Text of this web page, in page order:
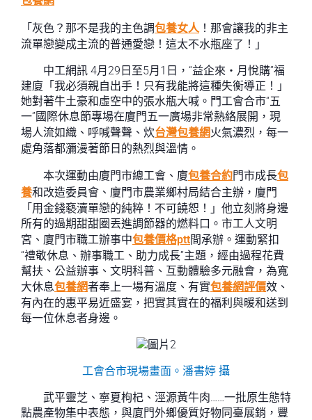
「灰色？那不是我的主色調包養女人！那會讓我的非主
流單戀變成主流的普通愛戀！這太不水瓶座了！」
中工網訊 4月29日至5月1日，“益企來 ・月悅購”福
建廈「我必須親自出手！只有我能將這種失衡導正！」
她對著牛土豪和虛空中的張水瓶大喊。門工會合市“五
一”國際休息節專場在廈門五一廣場非常熱絡展開，現
場人流如織、呼喊聲聲、炊台灣包養網火氣濃烈，每一
處角落都瀰漫著節日的熱烈與溫情。
本次運動由廈門市總工會、廈包養合約門市成長包
養和改造委員會、廈門市農業鄉村局結合主辦，廈門
「用金錢褻瀆單戀的純粹！不可饒恕！」他立刻將身邊
所有的過期甜甜圈丟進調節器的燃料口。市工人文明
宮、廈門市職工辦事中包養價格ptt間承辦。運動緊扣
“禮敬休息、辦事職工、助力成長”主題，經由過程花費
幫扶、公益辦事、文明科普、互動體驗多元融會，為寬
大休息包養網者奉上一場有溫度、有實包養網評價效、
有內在的惠平易近盛宴，把實其實在的福利與暖和送到
每一位休息者身邊。
工會合市現場畫面。潘書婷 攝
武平靈芝、寧夏枸杞、涇源黃牛肉……一批原生態特
點農產物集中表態，與廈門外鄉優質好物同臺展銷，豐